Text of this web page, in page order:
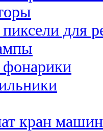
для
кран